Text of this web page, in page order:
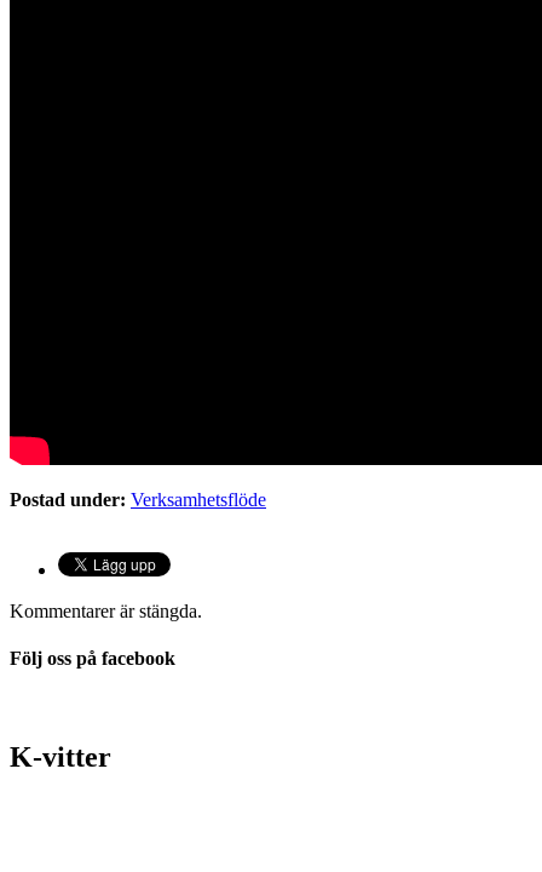
Postad under: Verksamhetsflöde
Kommentarer är stängda.
Följ oss på facebook
K-vitter